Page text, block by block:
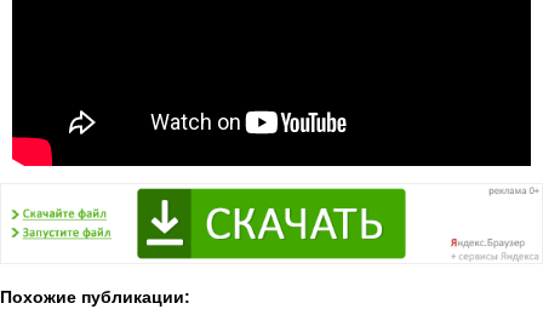
Похожие публикации: